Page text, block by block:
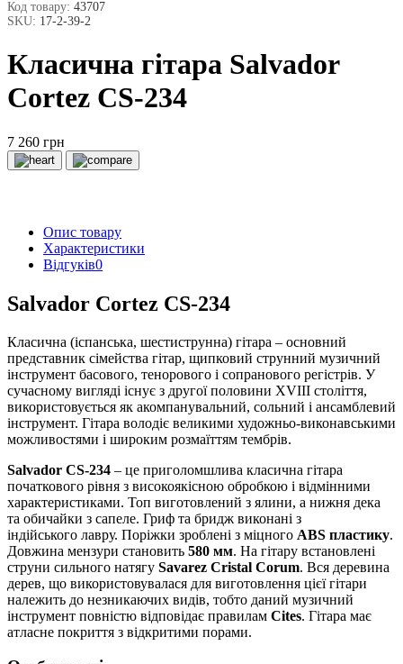
Код товару: 43707
SKU: 17-2-39-2
Класична гітара Salvador
Cortez CS-234
7 260 грн
Опис товару
Характеристики
Відгуків0
Salvador Cortez CS-234
Класична (іспанська, шестиструнна) гітара – основний
представник сімейства гітар, щипковий струнний музичний
інструмент басового, тенорового і сопранового регістрів. У
сучасному вигляді існує з другої половини XVIII століття,
використовується як акомпанувальний, сольний і ансамблевий
інструмент. Гітара володіє великими художньо-виконавськими
можливостями і широким розмаїттям тембрів.
Salvador CS-234 – це приголомшлива класична гітара
початкового рівня з високоякісною обробкою і відмінними
характеристиками. Топ виготовлений з ялини, а нижня дека
та обичайки з сапеле. Гриф та бридж виконані з
індійського лавру. Поріжки зроблені з міцного ABS пластику.
Довжина мензури становить 580 мм. На гітару встановлені
струни сильного натягу Savarez Cristal Corum. Вся деревина
дерев, що використовувалася для виготовлення цієї гітари
належить до незникаючих видів, тобто даний музичний
інструмент повністю відповідає правилам Cites. Гітара має
атласне покриття з відкритими порами.